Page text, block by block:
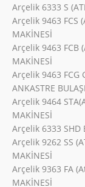
Arçelik 6333 S
Arçelik 9463 FCS
MAKİNESİ
Arçelik 9463 FCB
MAKİNESİ
Arçelik 9463 FCG
ANKASTRE
Arçelik 9464
MAKİNESİ
Arçelik 6333 SHD
Arçelik 9262 SS
MAKİNESİ
Arçelik 9363 FA
MAKİNESİ